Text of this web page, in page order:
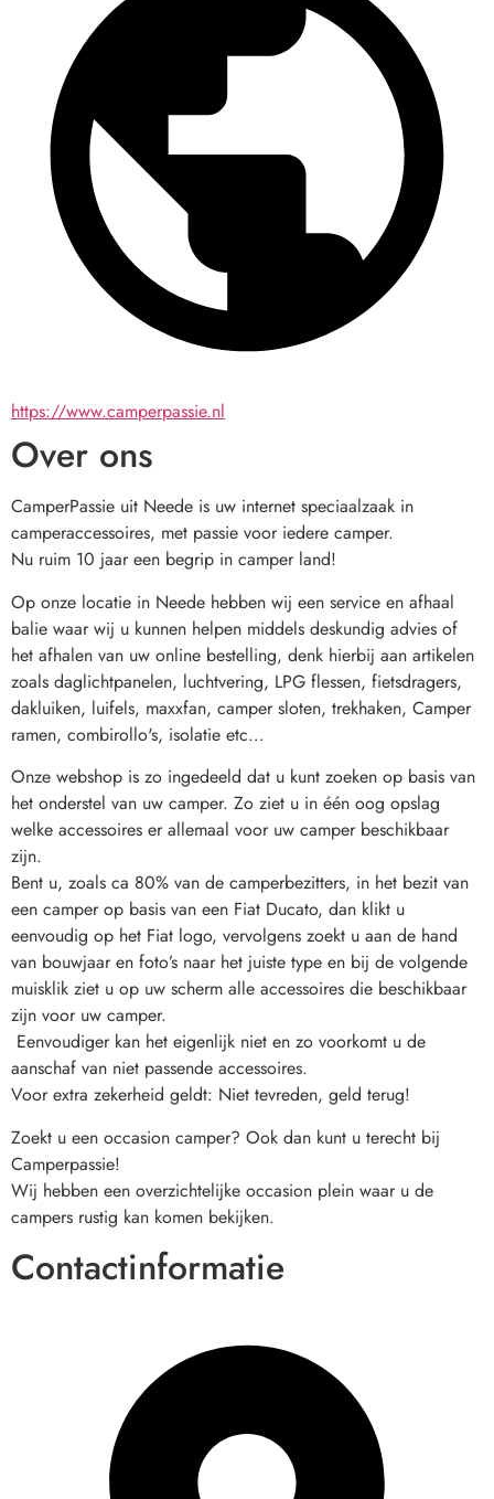
https://www.camperpassie.nl
Over ons
CamperPassie uit Neede is uw internet speciaalzaak in
camperaccessoires, met passie voor iedere camper.
Nu ruim 10 jaar een begrip in camper land!
Op onze locatie in Neede hebben wij een service en afhaal
balie waar wij u kunnen helpen middels deskundig advies of
het afhalen van uw online bestelling, denk hierbij aan artikelen
zoals daglichtpanelen, luchtvering, LPG flessen, fietsdragers,
dakluiken, luifels, maxxfan, camper sloten, trekhaken, Camper
ramen, combirollo's, isolatie etc…
Onze webshop is zo ingedeeld dat u kunt zoeken op basis van
het onderstel van uw camper. Zo ziet u in één oog opslag
welke accessoires er allemaal voor uw camper beschikbaar
zijn.
Bent u, zoals ca 80% van de camperbezitters, in het bezit van
een camper op basis van een Fiat Ducato, dan klikt u
eenvoudig op het Fiat logo, vervolgens zoekt u aan de hand
van bouwjaar en foto’s naar het juiste type en bij de volgende
muisklik ziet u op uw scherm alle accessoires die beschikbaar
zijn voor uw camper.
aanschaf van niet passende accessoires.
Voor extra zekerheid geldt: Niet tevreden, geld terug!
Zoekt u een occasion camper? Ook dan kunt u terecht bij
Camperpassie!
Wij hebben een overzichtelijke occasion plein waar u de
campers rustig kan komen bekijken.
Contactinformatie